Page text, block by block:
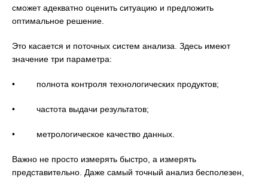
сможет адекватно оценить ситуацию и предложить
оптимальное решение.
Это касается и поточных систем анализа. Здесь имеют
значение три параметра:
• полнота контроля технологических продуктов;
• частота выдачи результатов;
• метрологическое качество данных.
Важно не просто измерять быстро, а измерять
представительно. Даже самый точный анализ бесполезен,